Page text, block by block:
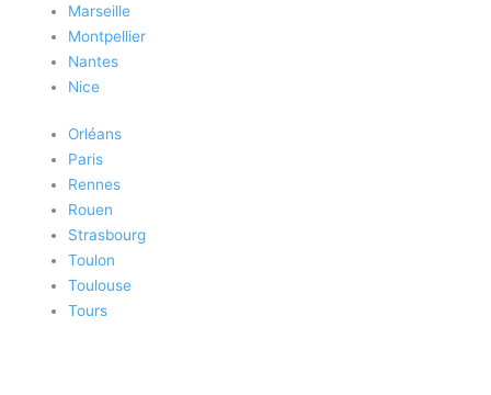
Marseille
Montpellier
Nantes
Nice
Orléans
Paris
Rennes
Rouen
Strasbourg
Toulon
Toulouse
Tours